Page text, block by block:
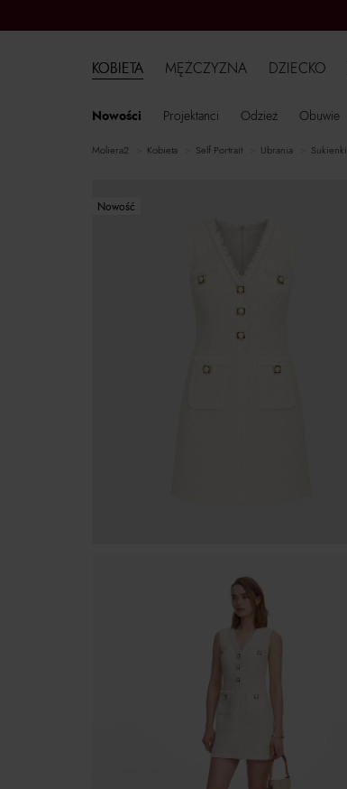
KOBIETA
Nowości Projektanci Odzież Obuwie
MĘŻCZYZNA DZIECKO
moliera2 kobieta Self Portrait ubrania sukienki
Nowość